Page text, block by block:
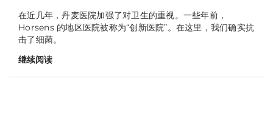
在近几年，丹麦医院加强了对卫生的重视。一些年前，
Horsens 的地区医院被称为“创新医院”。在这里，我们确实抗
击了细菌。
继续阅读